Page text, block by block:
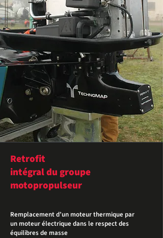
Retrofit
intégral du groupe
motopropulseur
Remplacement d’un moteur thermique par
un moteur électrique dans le respect des
équilibres de masse